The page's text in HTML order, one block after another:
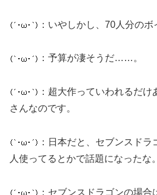
：いやしかし、70人分のボ
：予算が凄そうだ……。
：超大作っていわれるだ
さんなのです。
：日本だと、セブンスド
人使ってるとかで話題になったな。
：セブンスドラゴンの場